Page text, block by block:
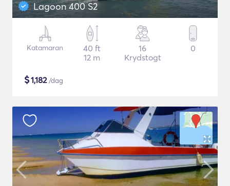
Lagoon 400 S2
Katamaran
40 ft
12 m
16
Krydstogt
0
$1,182/dag